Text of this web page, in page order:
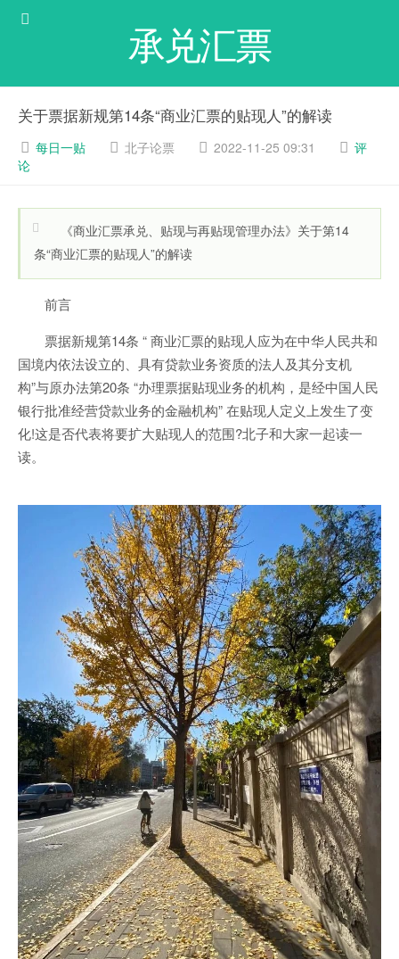
承兑汇票
关于票据新规第14条“商业汇票的贴现人”的解读
每日一贴 北子论票 2022-11-25 09:31
评
论
《商业汇票承兑、贴现与再贴现管理办法》关于第14
条“商业汇票的贴现人”的解读
前言
票据新规第14条 “ 商业汇票的贴现人应为在中华人民共和
国境内依法设立的、具有贷款业务资质的法人及其分支机
构”与原办法第20条 “办理票据贴现业务的机构，是经中国人民
银行批准经营贷款业务的金融机构” 在贴现人定义上发生了变
化!这是否代表将要扩大贴现人的范围?北子和大家一起读一
读。